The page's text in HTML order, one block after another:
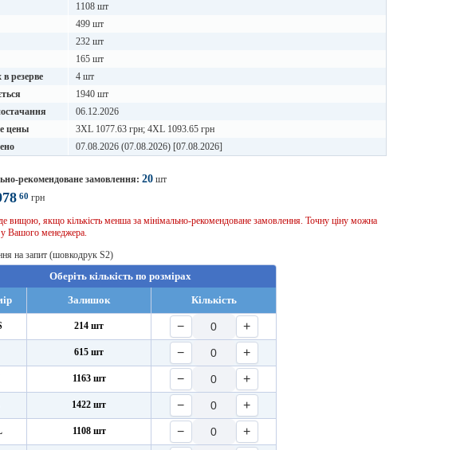
1108 шт
499 шт
232 шт
165 шт
резерве
4 шт
1940 шт
06.12.2026
цены
3XL 1077.63 грн; 4XL 1093.65 грн
07.08.2026 (07.08.2026) [07.08.2026]
рекомендоване замовлення: 20 шт
60 грн
вищою, якщо кількість менша за мінімально-рекомендоване замовлення. Точну ціну можна
у Вашого менеджера.
на запит (шовкодрук S2)
Оберіть кількість по розмірах
Залишок Кількість
214 шт − +
615 шт − +
1163 шт − +
1422 шт − +
1108 шт − +